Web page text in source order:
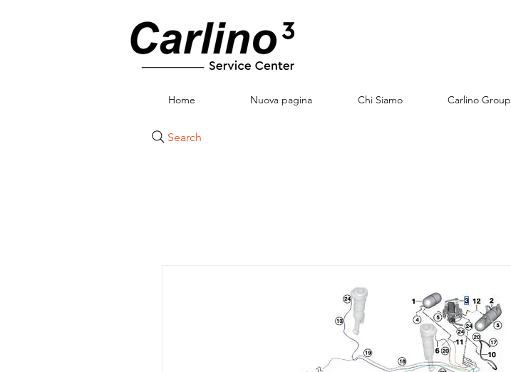
Home Nuova pagina Chi Siamo Carlino Group
Search